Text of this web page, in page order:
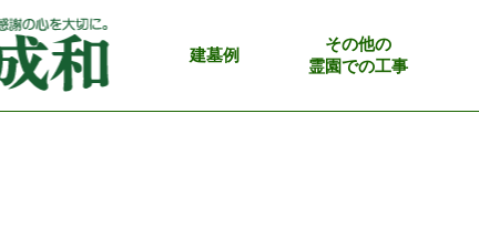
建墓例
その他の
霊園での工事